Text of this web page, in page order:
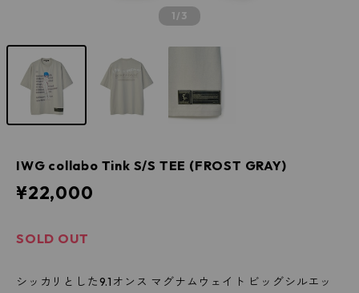
1 /3
IWG collabo Tink S/S TEE (FROST GRAY)
¥22,000
SOLD OUT
シッカリとした9.1オンス マグナムウェイト ビッグシルエッ